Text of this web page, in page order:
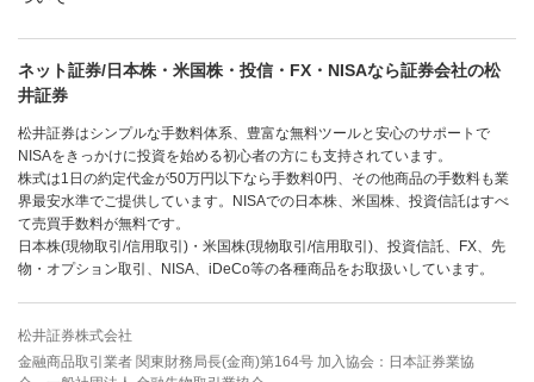
ネット証券/日本株・米国株・投信・FX・NISAなら証券会社の松
井証券
松井証券はシンプルな手数料体系、豊富な無料ツールと安心のサポートで
NISAをきっかけに投資を始める初心者の方にも支持されています。
株式は1日の約定代金が50万円以下なら手数料0円、その他商品の手数料も業
界最安水準でご提供しています。NISAでの日本株、米国株、投資信託はすべ
て売買手数料が無料です。
日本株(現物取引/信用取引)・米国株(現物取引/信用取引)、投資信託、FX、先
物・オプション取引、NISA、iDeCo等の各種商品をお取扱いしています。
松井証券株式会社
金融商品取引業者 関東財務局長(金商)第164号 加入協会：日本証券業協